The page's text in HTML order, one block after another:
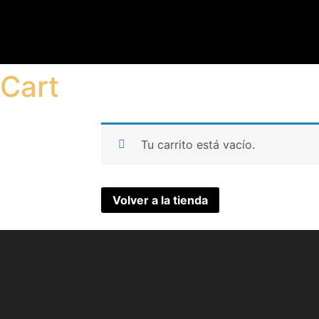
Cart
Tu carrito está vacío.
Volver a la tienda